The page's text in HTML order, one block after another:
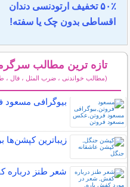
۵۰٪ تخفیف ارتودنسی دندان
اقساطی بدون چک یا سفته!
تازه ترین مطالب
(مطالب خواندنی ، ضرب المثل ، فال
بیوگرافی
زیباترین
شعر طنز درباره